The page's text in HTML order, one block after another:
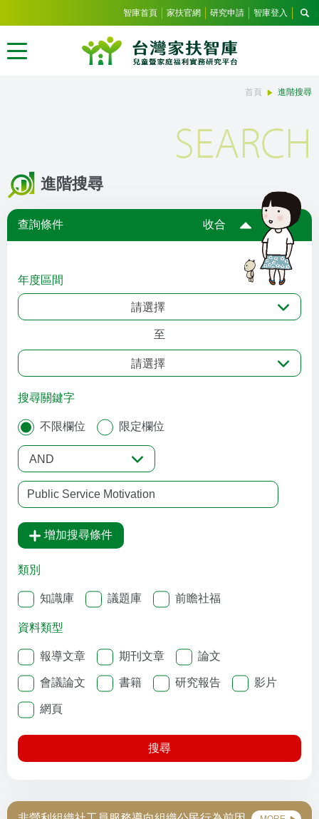
智庫首頁 家扶官網 研究申請 智庫登入
首頁 進階搜尋
進階搜尋
SEARCH
查詢條件 收合
年度區間
請選擇
至
請選擇
搜尋關鍵字
不限欄位 限定欄位
AND
增加搜尋條件
類別
知識庫 議題庫 前瞻社福
資料類型
報導文章 期刊文章 論文
會議論文 書籍 研究報告 影片
網頁
搜尋